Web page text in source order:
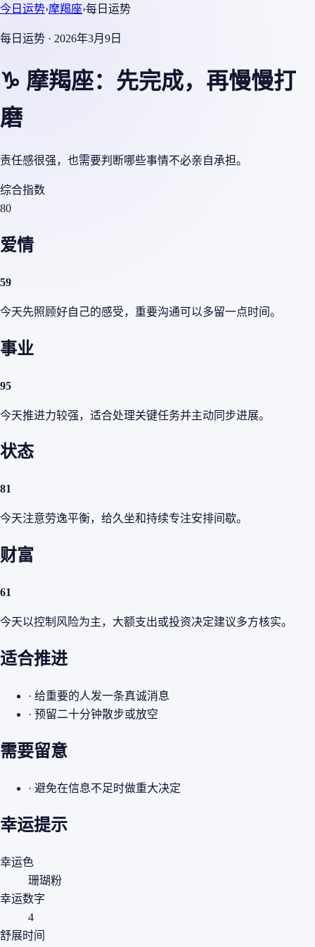
今日运势›摩羯座›每日运势
每日运势 · 2026年3月9日
♑ 摩羯座：先完成，再慢慢打
磨
责任感很强，也需要判断哪些事情不必亲自承担。
综合指数
80
爱情
59
今天先照顾好自己的感受，重要沟通可以多留一点时间。
事业
95
今天推进力较强，适合处理关键任务并主动同步进展。
状态
81
今天注意劳逸平衡，给久坐和持续专注安排间歇。
财富
61
今天以控制风险为主，大额支出或投资决定建议多方核实。
适合推进
· 给重要的人发一条真诚消息
· 预留二十分钟散步或放空
需要留意
· 避免在信息不足时做重大决定
幸运提示
幸运色
珊瑚粉
幸运数字
4
舒展时间